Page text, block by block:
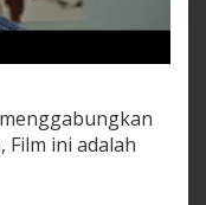
ini adalah